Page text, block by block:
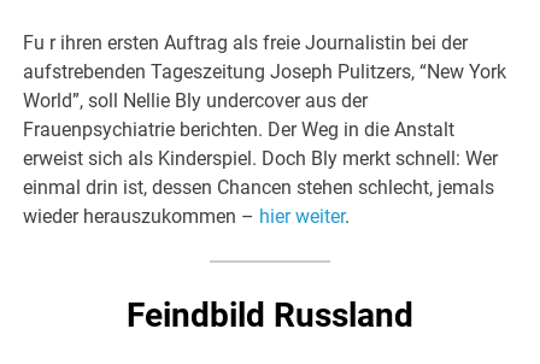
Fu r ihren ersten Auftrag als freie Journalistin bei der
aufstrebenden Tageszeitung Joseph Pulitzers, “New York
World”, soll Nellie Bly undercover aus der
Frauenpsychiatrie berichten. Der Weg in die Anstalt
erweist sich als Kinderspiel. Doch Bly merkt schnell: Wer
einmal drin ist, dessen Chancen stehen schlecht, jemals
wieder herauszukommen – hier weiter.
Feindbild Russland